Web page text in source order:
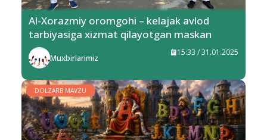
Al-Xorazmiy oromgohi – kelajak avlod
tarbiyasiga xizmat qilayotgan maskan
Muxbirlarimiz
15:33 / 31.01.2025
DOLZARB MAVZU